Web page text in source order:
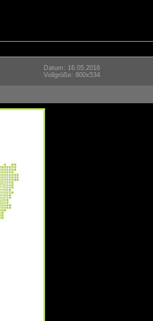
Datum: 16.05.2016
Vollgröße: 800x534